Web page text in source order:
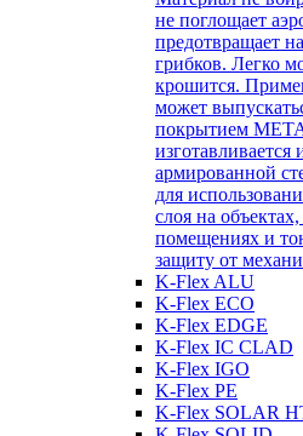
не поглощает
предотвращает
грибков. Легко
крошится.
может
покрытием
армированной
для
слоя на
помещениях и
защиту от
K-Flex ALU
K-Flex ECO
K-Flex EDGE
K-Flex IC CLAD
K-Flex IGO
K-Flex PE
K-Flex SOLAR